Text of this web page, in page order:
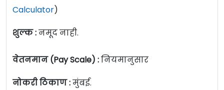
Calculator)
शुल्क :नमूद नाही.
वेतनमान (Pay Scale) :नियमानुसार
नोकरी ठिकाण :मुंबई.